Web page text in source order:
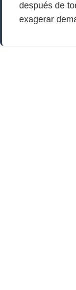
después de
exagerar